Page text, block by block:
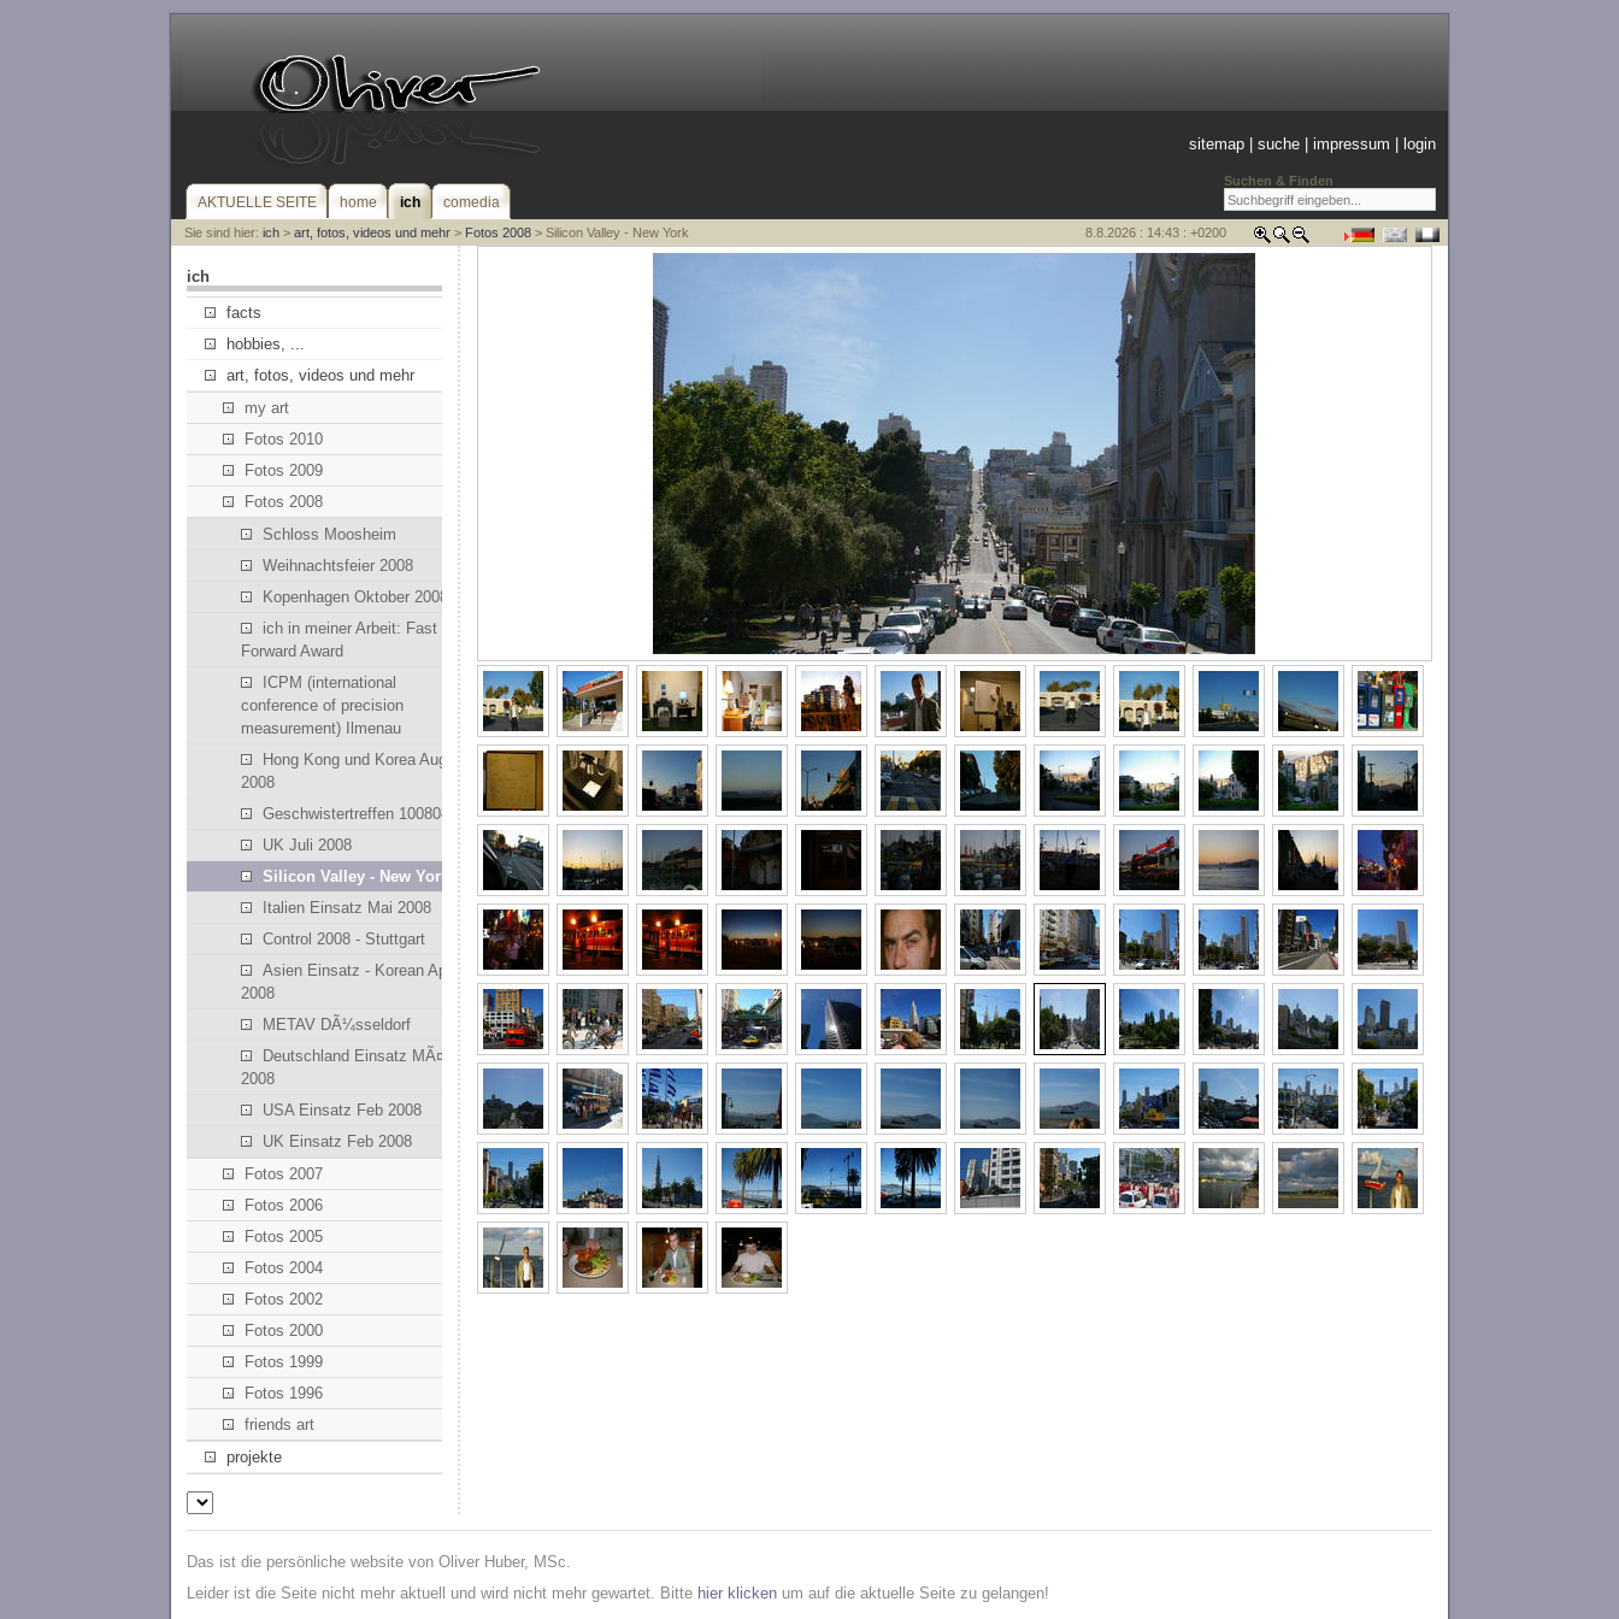
Suchen & Finden
sitemap |suche |impressum login
AKTUELLE SEITE home ich comedia
Sie sind hier: ich> art, fotos, videos und mehr> Fotos 2008> Silicon Valley - New York 8.8.2026 : 14:43 : +0200
ich
facts
hobbies, ...
art, fotos, videos und mehr
my art
Fotos 2010
Fotos 2009
Fotos 2008
Schloss Moosheim
Weihnachtsfeier 2008
Kopenhagen Oktober 2008
ich in meiner Arbeit: Fast
Forward Award
ICPM (international
conference of precision
measurement) Ilmenau
Hong Kong und Korea August
2008
Geschwistertreffen 100808
UK Juli 2008
Silicon Valley - New York
Italien Einsatz Mai 2008
Control 2008 - Stuttgart
Asien Einsatz - Korean April
2008
METAV DÃ¼sseldorf
Deutschland Einsatz MÃ¤rz
2008
USA Einsatz Feb 2008
UK Einsatz Feb 2008
Fotos 2007
Fotos 2006
Fotos 2005
Fotos 2004
Fotos 2002
Fotos 2000
Fotos 1999
Fotos 1996
friends art
projekte
Das ist die persönliche website von Oliver Huber, MSc.
Leider ist die Seite nicht mehr aktuell und wird nicht mehr gewartet. Bitte hier klicken um auf die aktuelle Seite zu gelangen!